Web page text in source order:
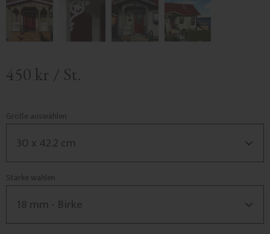
450 kr / St.
Größe auswählen
Stärke wählen